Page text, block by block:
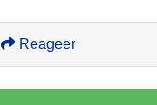
Reageer